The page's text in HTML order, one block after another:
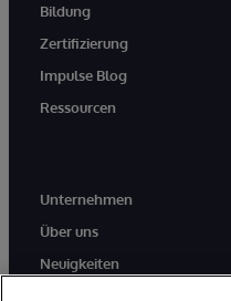
Bildung
Zertifizierung
Impulse Blog
Ressourcen
Unternehmen
Über uns
Neuigkeiten